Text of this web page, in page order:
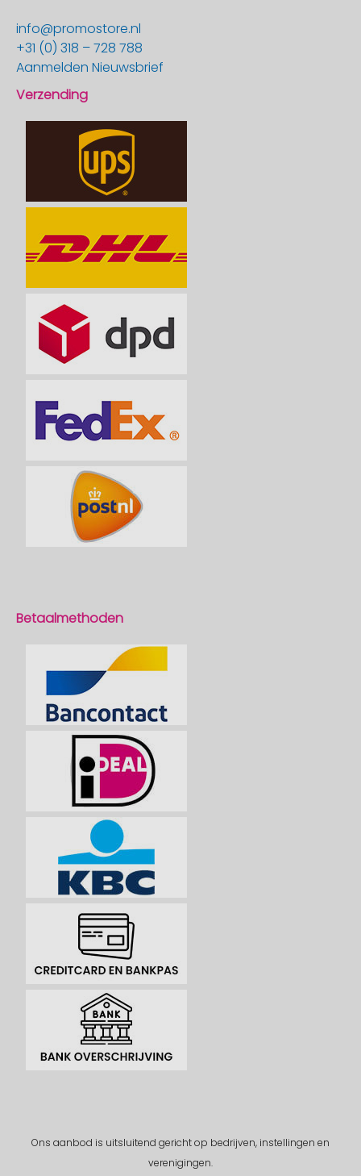
info@promostore.nl
+31 (0) 318 – 728 788
Aanmelden Nieuwsbrief
Verzending
Betaalmethoden
Ons aanbod is uitsluitend gericht op bedrijven, instellingen en
verenigingen.